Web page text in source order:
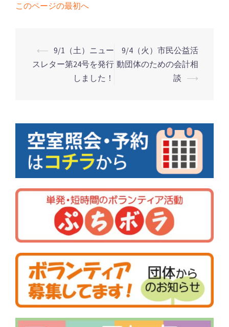
このページの最初へ
投
ゲ
ー
シ
ョ
ン
⟵ 9/1（土）ニュー
スレター第24号を発行
しました！
9/4（火）市民公益活
動団体のための会計相
談 ⟶